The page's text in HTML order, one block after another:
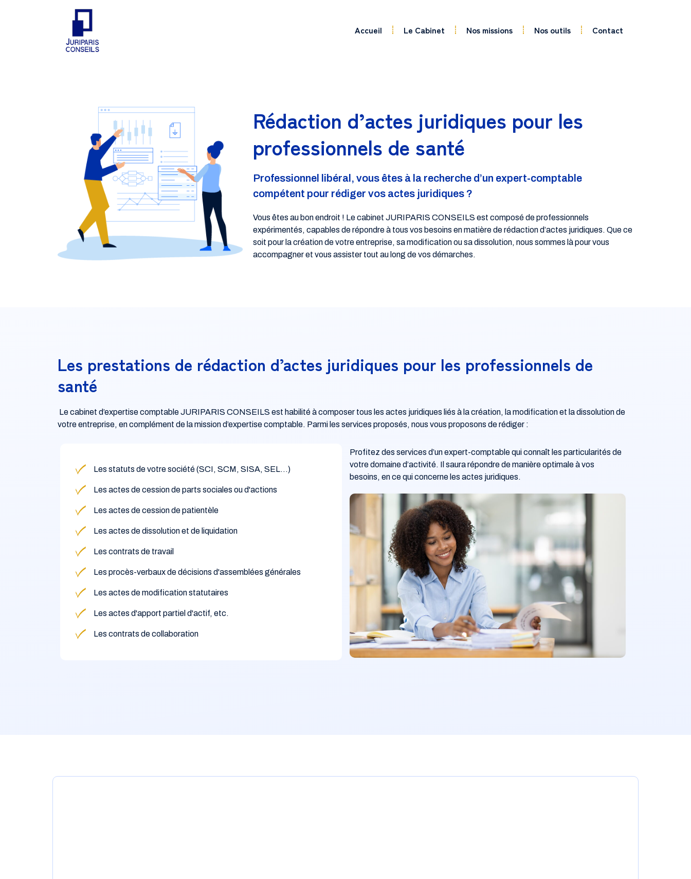
Accueil Le Cabinet Nos missions Nos outils Contact
Rédaction d’actes juridiques pour les
professionnels de santé
Professionnel libéral, vous êtes à la recherche d’un expert-comptable
compétent pour rédiger vos actes juridiques ?
Vous êtes au bon endroit ! Le cabinet JURIPARIS CONSEILS est composé de professionnels
expérimentés, capables de répondre à tous vos besoins en matière de rédaction d’actes juridiques. Que ce
soit pour la création de votre entreprise, sa modification ou sa dissolution, nous sommes là pour vous
accompagner et vous assister tout au long de vos démarches.
Les prestations de rédaction d’actes juridiques pour les professionnels de
santé
Le cabinet d’expertise comptable JURIPARIS CONSEILS est habilité à composer tous les actes juridiques liés à la création, la modification et la dissolution de
votre entreprise, en complément de la mission d’expertise comptable. Parmi les services proposés, nous vous proposons de rédiger :
Les statuts de votre société (SCI, SCM, SISA, SEL…)
Les actes de cession de parts sociales ou d'actions
Les actes de cession de patientèle
Les actes de dissolution et de liquidation
Les contrats de travail
Les procès-verbaux de décisions d'assemblées générales
Les actes de modification statutaires
Les actes d'apport partiel d'actif, etc.
Les contrats de collaboration
Profitez des services d’un expert-comptable qui connaît les particularités de
votre domaine d’activité. Il saura répondre de manière optimale à vos
besoins, en ce qui concerne les actes juridiques.